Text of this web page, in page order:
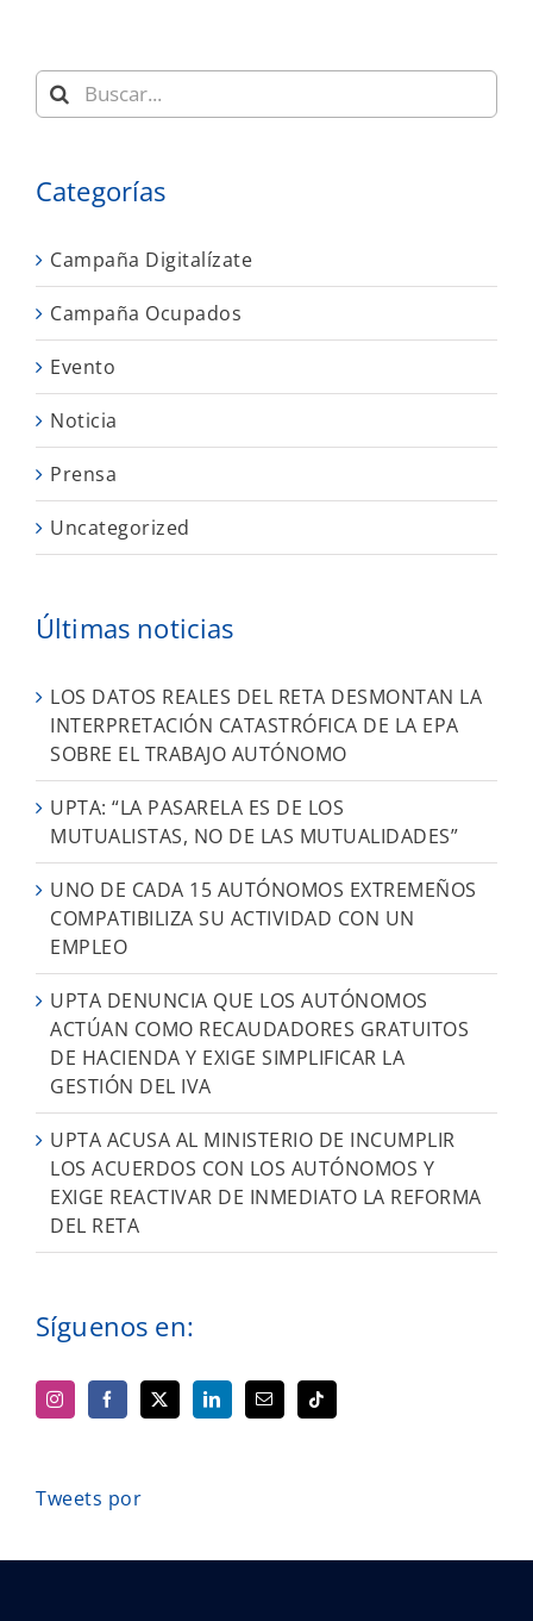
Buscar:
Categorías
Campaña Digitalízate
Campaña Ocupados
Evento
Noticia
Prensa
Uncategorized
Últimas noticias
LOS DATOS REALES DEL RETA DESMONTAN LA
INTERPRETACIÓN CATASTRÓFICA DE LA EPA
SOBRE EL TRABAJO AUTÓNOMO
UPTA: “LA PASARELA ES DE LOS
MUTUALISTAS, NO DE LAS MUTUALIDADES”
UNO DE CADA 15 AUTÓNOMOS EXTREMEÑOS
COMPATIBILIZA SU ACTIVIDAD CON UN
EMPLEO
UPTA DENUNCIA QUE LOS AUTÓNOMOS
ACTÚAN COMO RECAUDADORES GRATUITOS
DE HACIENDA Y EXIGE SIMPLIFICAR LA
GESTIÓN DEL IVA
UPTA ACUSA AL MINISTERIO DE INCUMPLIR
LOS ACUERDOS CON LOS AUTÓNOMOS Y
EXIGE REACTIVAR DE INMEDIATO LA REFORMA
DEL RETA
Síguenos en:
Tweets por